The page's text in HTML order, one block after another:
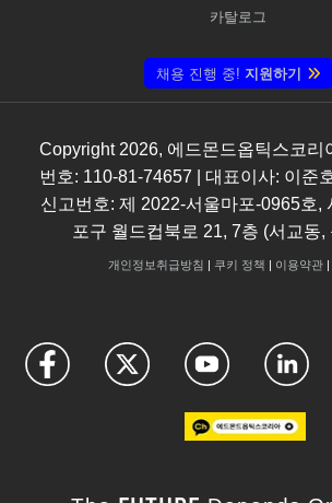
카탈로그
채용 진행 중! 지원하기
Copyright 2026, 에드몬드옵틱스코리
번호: 110-81-74657 | 대표이사: 이준
신고번호: 제 2022-서울마포-0965호,
포구 월드컵북로 21, 7층 (서교동,
개인정보취급방침 | 쿠키 정책 | 이용약관|